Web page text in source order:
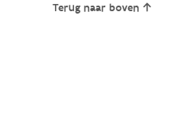
Terug naar boven